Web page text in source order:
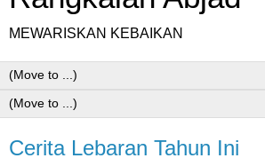
MEWARISKAN KEBAIKAN
Cerita Lebaran Tahun Ini